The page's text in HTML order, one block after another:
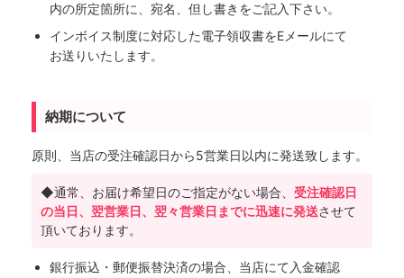
内の所定箇所に、宛名、但し書きをご記入下さい。
インボイス制度に対応した電子領収書をEメールにて
お送りいたします。
納期について
原則、当店の受注確認日から5営業日以内に発送致します。
◆通常、お届け希望日のご指定がない場合、 受注確認日
の当日、翌営業日、翌々営業日までに迅速に発送させて
頂いております。
銀行振込・郵便振替決済の場合、当店にて入金確認